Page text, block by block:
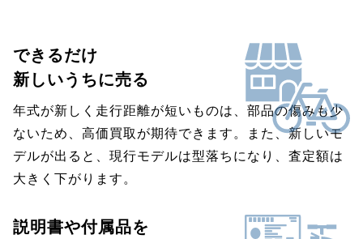
できるだけ
新しいうちに売る
年式が新しく走行距離が短いものは、部品の傷みも少
ないため、高価買取が期待できます。また、新しいモ
デルが出ると、現行モデルは型落ちになり、査定額は
大きく下がります。
説明書や付属品を